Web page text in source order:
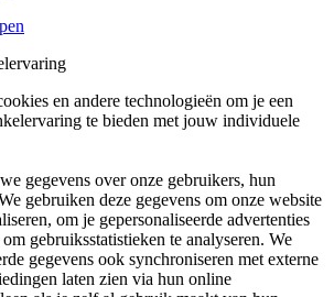
en andere technologieën om je een
te bieden met jouw individuele
gegevens over onze gebruikers, hun
gebruiken deze gegevens om onze website
om je gepersonaliseerde advertenties
gebruiksstatistieken te analyseren. We
gegevens ook synchroniseren met externe
laten zien via hun online